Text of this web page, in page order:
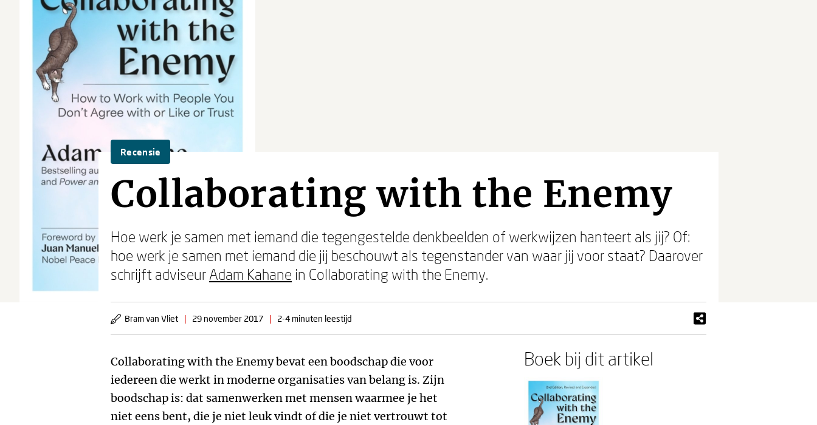
Recensie
Collaborating with the Enemy
Hoe werk je samen met iemand die tegengestelde denkbeelden of werkwijzen hanteert als jij? Of:
hoe werk je samen met iemand die jij beschouwt als tegenstander van waar jij voor staat? Daarover
schrijft adviseur Adam Kahane in Collaborating with the Enemy.
Bram van Vliet | 29 november 2017 | 2-4 minuten leestijd
Collaborating with the Enemy bevat een boodschap die voor
iedereen die werkt in moderne organisaties van belang is. Zijn
boodschap is: dat samenwerken met mensen waarmee je het
niet eens bent, die je niet leuk vindt of die je niet vertrouwt tot
Boek bij dit artikel